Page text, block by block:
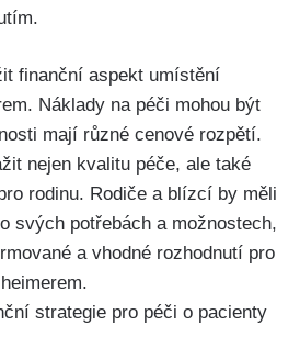
finanční aspekt umístění
Náklady na péči mohou být
mají různé cenové rozpětí.
nejen kvalitu péče, ale také
rodinu. Rodiče a blízcí by měli
svých potřebách a možnostech,
a vhodné rozhodnutí pro